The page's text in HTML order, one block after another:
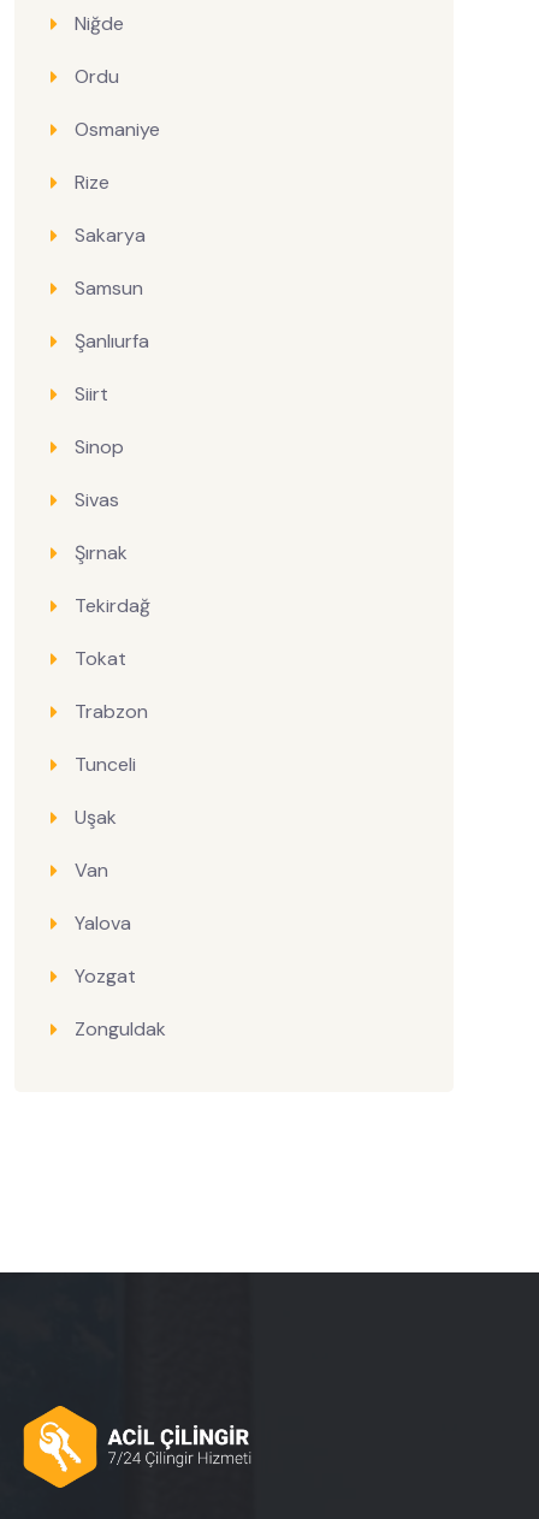
Niğde
Ordu
Osmaniye
Rize
Sakarya
Samsun
Şanlıurfa
Siirt
Sinop
Sivas
Şırnak
Tekirdağ
Tokat
Trabzon
Tunceli
Uşak
Van
Yalova
Yozgat
Zonguldak